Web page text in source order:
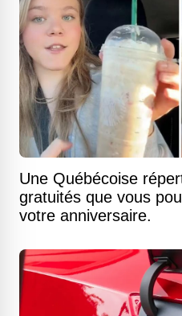
Une Québécoise
gratuités que vous
votre anniversaire.